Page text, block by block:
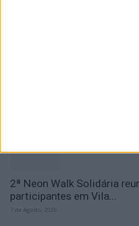
2ª Neon Walk Solidária
participantes em Vila...
7 de Agosto, 2026